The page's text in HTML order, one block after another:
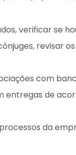
verificar se
revisar
com
entregas de
da